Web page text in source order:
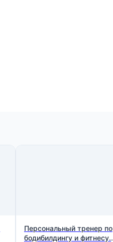
Персональный тренер по
бодибилдингу и фитнесу.